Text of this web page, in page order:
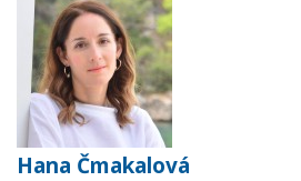
Hana Čmakalová